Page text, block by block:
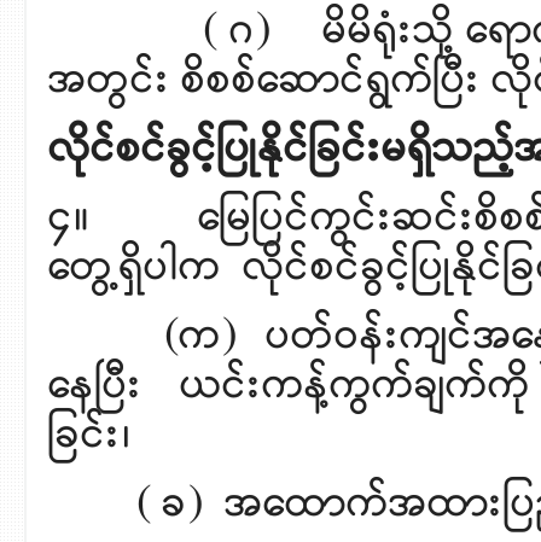
( ဂ) မိမိရုံးသို့ ရောက်
အတွင်း စိစစ်ဆောင်ရွက်ပြီး
လိုင်စင်ခွင့်ပြုနိုင်ခြင်းမရှိသည့်အ
၄။
မြေပြင်ကွင်းဆင်းစိ
တွေ့ရှိပါက လိုင်စင်ခွင့်ပြုနိုင်ခြ
(က) ပတ်ဝန်းကျင်အနှေ
နေပြီး ယင်းကန့်ကွက်ချက်
ခြင်း၊
( ခ) အထောက်အထားပြည့်